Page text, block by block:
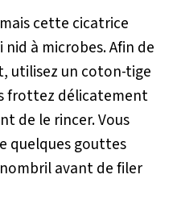
cette cicatrice
à microbes. Afin de
utilisez un coton-tige
frottez délicatement
de le rincer. Vous
quelques gouttes
avant de filer